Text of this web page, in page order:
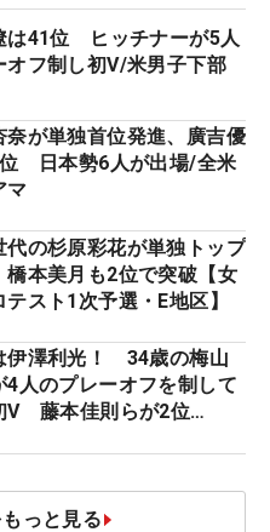
JOYX OPEN】
は41位 ヒッチナーが5人
オフ制し初V/米男子下部
奈が単独首位発進、廣吉優
日本勢6人が出場/全米
マ
代の杉原彩花が単独トップ
本美月も2位で突破【女
スト1次予選・E地区】
伊澤利光！ 34歳の梅山
4人のプレーオフを制して
V 藤本佳則らが2位
っと見る